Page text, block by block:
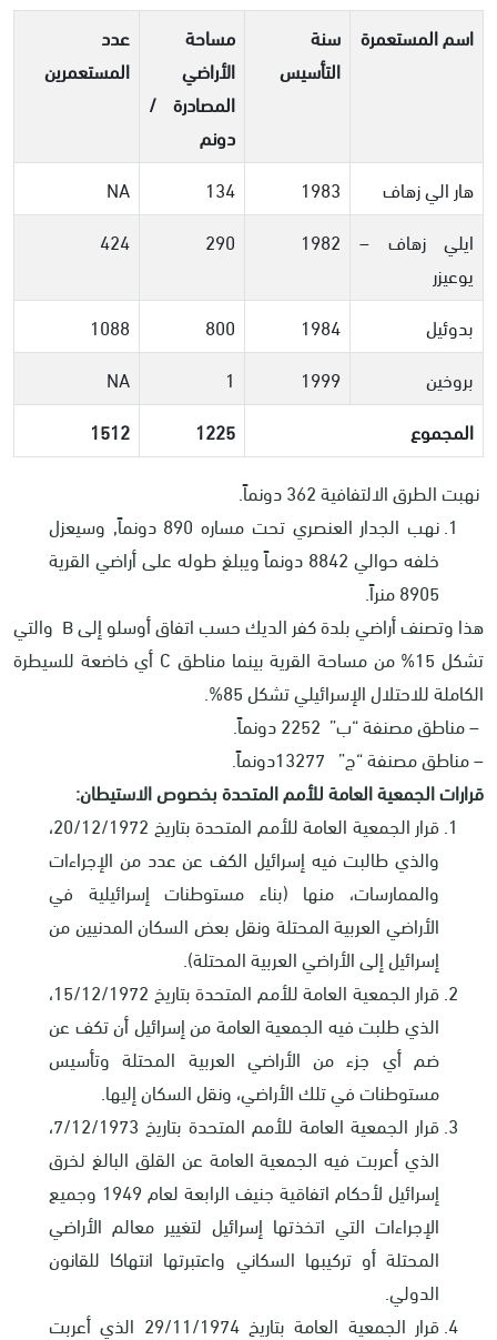
اسم المستعمرة سنة
التأسيس
مساحة
الأراضي
المصادرة /
دونم
عدد
المستعمرين
هار الي زهاف 1983
134
NA
ايلي زهاف –
يوعيزر
1982
290
424
بدوئيل 1984
800
1088
بروخين
1999
1
NA
المجموع
1225
1512
نهبت الطرق الالتفافية 362 دونماً.
نهب الجدار العنصري تحت مساره 890 دونماً, وسيعزل
خلفه حوالي 8842 دونماً ويبلغ طوله على أراضي القرية
8905 منراً.
هذا وتصنف أراضي بلدة كفر الديك حسب اتفاق أوسلو إلىB والتي
تشكل 15% من مساحة القرية بينما مناطق
C أي خاضعة للسيطرة
الكاملة للاحتلال الإسرائيلي تشكل 85%.
– مناطق مصنفة “ب” 2252 دونماً.
– مناطق مصنفة “ج” 13277دونماً.
قرارات الجمعية العامة للأمم المتحدة بخصوص الاستيطان:
قرار الجمعية العامة للأمم المتحدة بتاريخ 20/12/1972،
والذي طالبت فيه إسرائيل الكف عن عدد من الإجراءات
والممارسات، منها (بناء مستوطنات إسرائيلية في
الأراضي العربية المحتلة ونقل بعض السكان المدنيين من
إسرائيل إلى الأراضي العربية المحتلة).
قرار الجمعية العامة للأمم المتحدة بتاريخ 15/12/1972،
الذي طلبت فيه الجمعية العامة من إسرائيل أن تكف عن
ضم أي جزء من الأراضي العربية المحتلة وتأسيس
مستوطنات في تلك الأراضي، ونقل السكان إليها.
قرار الجمعية العامة للأمم المتحدة بتاريخ 7/12/1973،
الذي أعربت فيه الجمعية العامة عن القلق البالغ لخرق
إسرائيل لأحكام اتفاقية جنيف الرابعة لعام 1949 وجميع
الإجراءات التي اتخذتها إسرائيل لتغيير معالم الأراضي
المحتلة أو تركيبها السكاني واعتبرتها انتهاكا للقانون
الدولي.
قرار الجمعية العامة بتاريخ 29/11/1974 الذي أعربت